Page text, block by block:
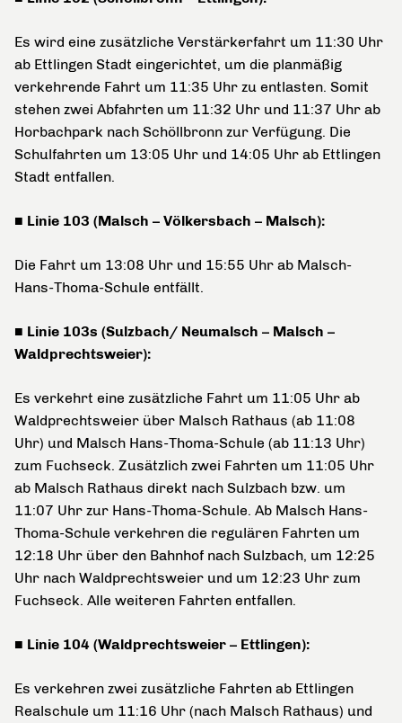
Es wird eine zusätzliche Verstärkerfahrt um 11:30 Uhr
ab Ettlingen Stadt eingerichtet, um die planmäßig
verkehrende Fahrt um 11:35 Uhr zu entlasten. Somit
stehen zwei Abfahrten um 11:32 Uhr und 11:37 Uhr ab
Horbachpark nach Schöllbronn zur Verfügung. Die
Schulfahrten um 13:05 Uhr und 14:05 Uhr ab Ettlingen
Stadt entfallen.
■ Linie 103 (Malsch – Völkersbach – Malsch):
Die Fahrt um 13:08 Uhr und 15:55 Uhr ab Malsch-
Hans-Thoma-Schule entfällt.
■ Linie 103s (Sulzbach/ Neumalsch – Malsch –
Waldprechtsweier):
Es verkehrt eine zusätzliche Fahrt um 11:05 Uhr ab
Waldprechtsweier über Malsch Rathaus (ab 11:08
Uhr) und Malsch Hans-Thoma-Schule (ab 11:13 Uhr)
zum Fuchseck. Zusätzlich zwei Fahrten um 11:05 Uhr
ab Malsch Rathaus direkt nach Sulzbach bzw. um
11:07 Uhr zur Hans-Thoma-Schule. Ab Malsch Hans-
Thoma-Schule verkehren die regulären Fahrten um
12:18 Uhr über den Bahnhof nach Sulzbach, um 12:25
Uhr nach Waldprechtsweier und um 12:23 Uhr zum
Fuchseck. Alle weiteren Fahrten entfallen.
■ Linie 104 (Waldprechtsweier – Ettlingen):
Es verkehren zwei zusätzliche Fahrten ab Ettlingen
Realschule um 11:16 Uhr (nach Malsch Rathaus) und